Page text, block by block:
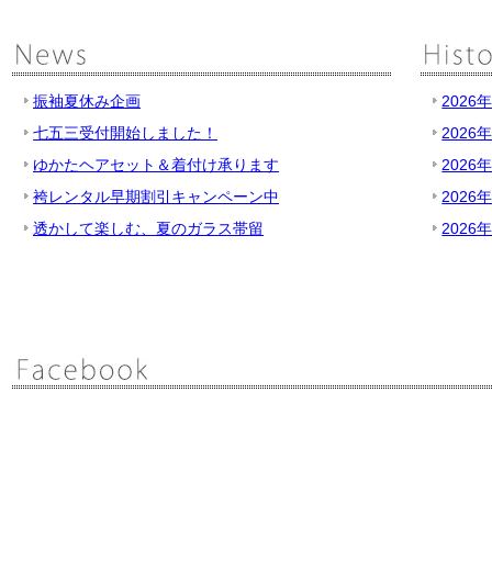
振袖夏休み企画
七五三受付開始しました！
ゆかたヘアセット＆着付け承ります
袴レンタル早期割引キャンペーン中
透かして楽しむ、夏のガラス帯留
2026
2026
2026
2026
2026